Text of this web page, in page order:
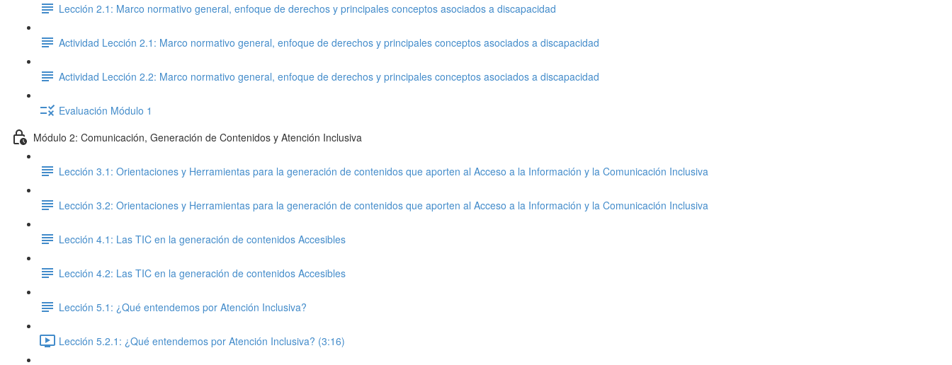
Lección 2.1: Marco normativo general, enfoque de derechos y principales conceptos asociados a discapacidad
Actividad Lección 2.1: Marco normativo general, enfoque de derechos y principales conceptos asociados a discapacidad
Actividad Lección 2.2: Marco normativo general, enfoque de derechos y principales conceptos asociados a discapacidad
Evaluación Módulo 1
Módulo 2: Comunicación, Generación de Contenidos y Atención Inclusiva
Lección 3.1: Orientaciones y Herramientas para la generación de contenidos que aporten al Acceso a la Información y la Comunicación Inclusiva
Lección 3.2: Orientaciones y Herramientas para la generación de contenidos que aporten al Acceso a la Información y la Comunicación Inclusiva
Lección 4.1: Las TIC en la generación de contenidos Accesibles
Lección 4.2: Las TIC en la generación de contenidos Accesibles
Lección 5.1: ¿Qué entendemos por Atención Inclusiva?
Lección 5.2.1: ¿Qué entendemos por Atención Inclusiva? (3:16)